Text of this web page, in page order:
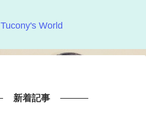
Tucony's World
新着記事